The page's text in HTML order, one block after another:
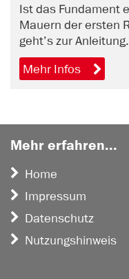
Ist das Fundament
Mauern der ersten
geht’s zur Anleitung.
Mehr Infos
Mehr erfahren...
Home
Impressum
Datenschutz
Nutzungshinweis